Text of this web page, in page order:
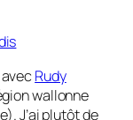
Rudy
wallonne
J’ai plutôt de